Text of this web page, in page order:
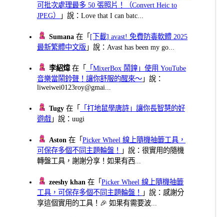
可批次處理最多 50 張照片！（Convert Heic to
JPEG）
」說：Love that I can batc...
Sumana 在「 [下載] avast! 免費防毒軟體 2025
最新繁體中文版 」說：Avast has been my go...
李紹煒在「
「MixerBox 鬧鐘」使用 YouTube
音樂當鬧鈴聲！讓你舒服的醒來～ 」說：
liweiwei0123roy@gmai...
Tugy 在「
「打地鼠學唐詩」讓你長智慧的好
遊戲 」說：uugi
Aston 在「Picker Wheel 線上隨機抽籤工具，
可保存多個不同主題輪盤！
」說：很實用的隨機
轉盤工具，謝謝分享！如果有西...
zeeshy khan 在「Picker Wheel 線上隨機抽籤
工具，可保存多個不同主題輪盤！
」說：感謝分
享這個實用的工具！🎉 如果有需要波...